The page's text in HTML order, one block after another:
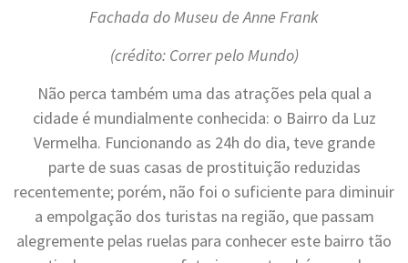
Fachada do Museu de Anne Frank
(crédito: Correr pelo Mundo)
Não perca também uma das atrações pela qual a
cidade é mundialmente conhecida: o Bairro da Luz
Vermelha. Funcionando as 24h do dia, teve grande
parte de suas casas de prostituição reduzidas
recentemente; porém, não foi o suficiente para diminuir
a empolgação dos turistas na região, que passam
alegremente pelas ruelas para conhecer este bairro tão